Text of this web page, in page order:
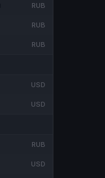
RUB
RUB
RUB
USD
USD
RUB
USD